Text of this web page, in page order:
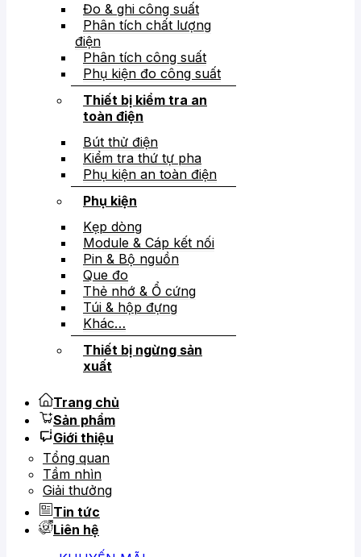
Đo & ghi công suất
Phân tích chất lượng
điện
Phân tích công suất
Phụ kiện đo công suất
Thiết bị kiểm tra an
toàn điện
Bút thử điện
Kiểm tra thứ tự pha
Phụ kiện an toàn điện
Phụ kiện
Kẹp dòng
Module & Cáp kết nối
Pin & Bộ nguồn
Que đo
Thẻ nhớ & Ổ cứng
Túi & hộp đựng
Khác…
Thiết bị ngừng sản
xuất
Trang chủ
Sản phẩm
Giới thiệu
Tổng quan
Tầm nhìn
Giải thưởng
Tin tức
Liên hệ